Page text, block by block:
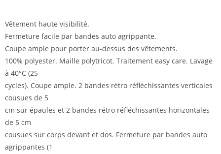
Vêtement haute visibilité.
Fermeture facile par bandes auto agrippante.
Coupe ample pour porter au-dessus des vêtements.
100% polyester. Maille polytricot. Traitement easy care. Lavage
à 40°C (25
cycles). Coupe ample. 2 bandes rétro réfléchissantes verticales
cousues de 5
cm sur épaules et 2 bandes rétro réfléchissantes horizontales
de 5 cm
cousues sur corps devant et dos. Fermeture par bandes auto
agrippantes (1